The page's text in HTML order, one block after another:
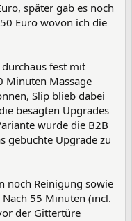
später gab es noch
Euro wovon ich die
fest mit
Minuten Massage
Slip blieb dabei
besagten Upgrades
wurde die B2B
gebuchte Upgrade zu
noch Reinigung sowie
55 Minuten (incl.
der Gittertüre